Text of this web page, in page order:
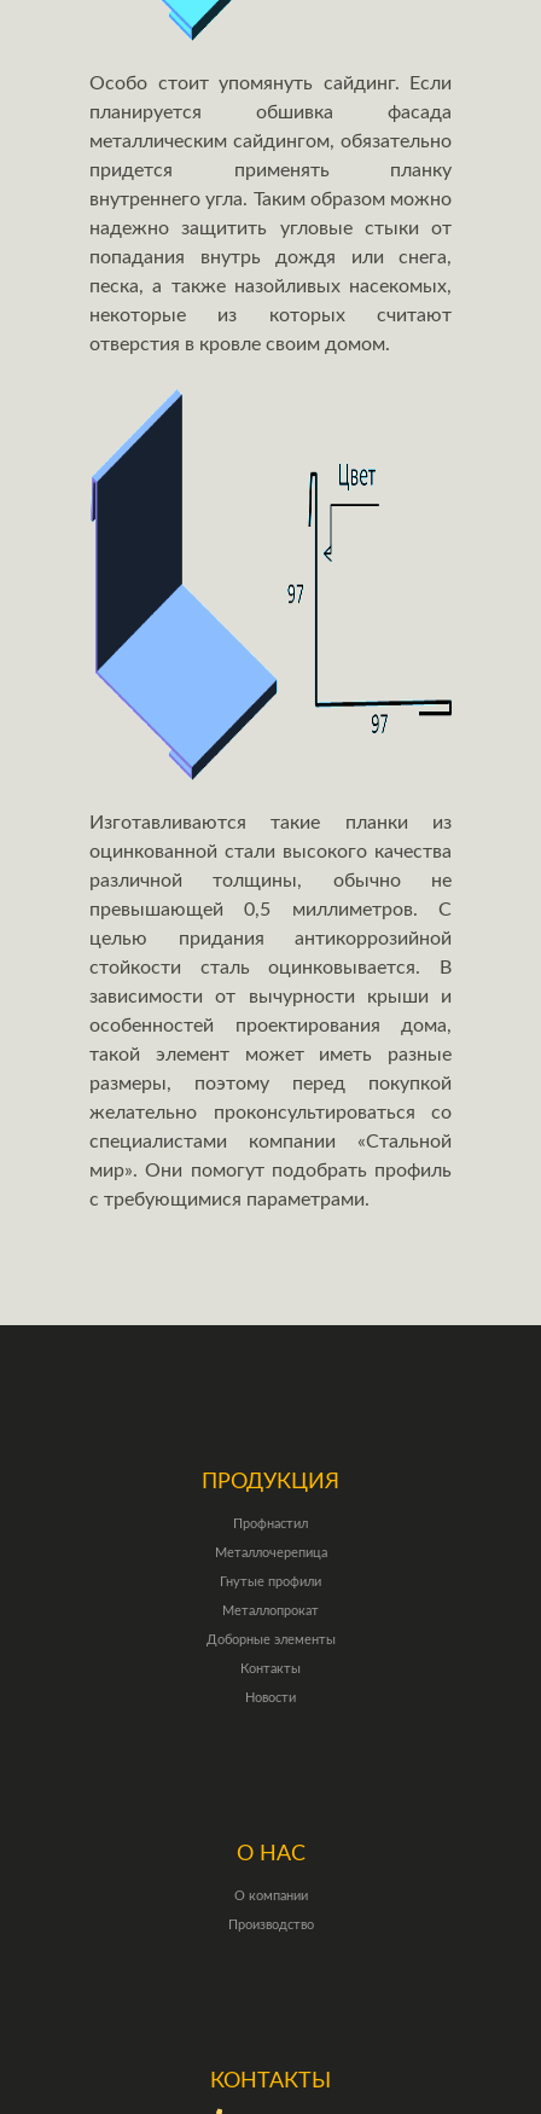
Особо стоит упомянуть сайдинг. Если
планируется обшивка фасада
металлическим сайдингом, обязательно
придется применять планку
внутреннего угла. Таким образом можно
надежно защитить угловые стыки от
попадания внутрь дождя или снега,
песка, а также назойливых насекомых,
некоторые из которых считают
отверстия в кровле своим домом.
Изготавливаются такие планки из
оцинкованной стали высокого качества
различной толщины, обычно не
превышающей 0,5 миллиметров. С
целью придания антикоррозийной
стойкости сталь оцинковывается. В
зависимости от вычурности крыши и
особенностей проектирования дома,
такой элемент может иметь разные
размеры, поэтому перед покупкой
желательно проконсультироваться со
специалистами компании «Стальной
мир». Они помогут подобрать профиль
с требующимися параметрами.
ПРОДУКЦИЯ
Профнастил
Металлочерепица
Гнутые профили
Металлопрокат
Доборные элементы
Контакты
Новости
О НАС
О компании
Производство
КОНТАКТЫ